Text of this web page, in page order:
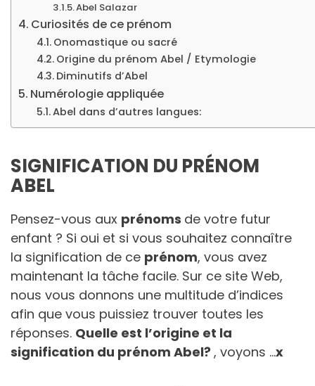
Abel Salazar
Curiosités de ce prénom
Onomastique ou sacré
Origine du prénom Abel / Etymologie
Diminutifs d’Abel
Numérologie appliquée
Abel dans d’autres langues:
SIGNIFICATION DU PRÉNOM
ABEL
Pensez-vous aux prénoms de votre futur
enfant ? Si oui et si vous souhaitez connaître
la signification de ce prénom, vous avez
maintenant la tâche facile. Sur ce site Web,
nous vous donnons une multitude d’indices
afin que vous puissiez trouver toutes les
réponses. Quelle est l’origine et la
signification du prénom Abel? , voyons …x